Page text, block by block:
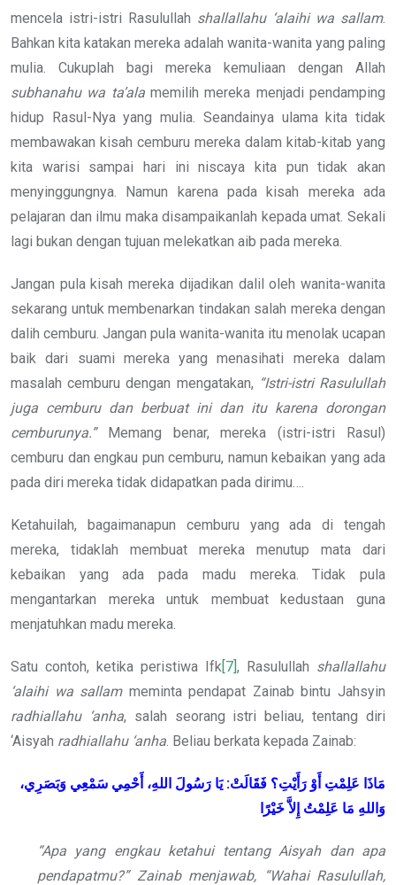
mencela istri-istri Rasulullah shallallahu ‘alaihi wa sallam.
Bahkan kita katakan mereka adalah wanita-wanita yang paling
mulia. Cukuplah bagi mereka kemuliaan dengan Allah
subhanahu wa ta’alamemilih mereka menjadi pendamping
hidup Rasul-Nya yang mulia. Seandainya ulama kita tidak
membawakan kisah cemburu mereka dalam kitab-kitab yang
kita warisi sampai hari ini niscaya kita pun tidak akan
menyinggungnya. Namun karena pada kisah mereka ada
pelajaran dan ilmu maka disampaikanlah kepada umat. Sekali
lagi bukan dengan tujuan melekatkan aib pada mereka.
Jangan pula kisah mereka dijadikan dalil oleh wanita-wanita
sekarang untuk membenarkan tindakan salah mereka dengan
dalih cemburu. Jangan pula wanita-wanita itu menolak ucapan
baik dari suami mereka yang menasihati mereka dalam
masalah cemburu dengan mengatakan, “Istri-istri Rasulullah
juga cemburu dan berbuat ini dan itu karena dorongan
cemburunya.”Memang benar, mereka (istri-istri Rasul)
cemburu dan engkau pun cemburu, namun kebaikan yang ada
pada diri mereka tidak didapatkan pada dirimu….
Ketahuilah, bagaimanapun cemburu yang ada di tengah
mereka, tidaklah membuat mereka menutup mata dari
kebaikan yang ada pada madu mereka. Tidak pula
mengantarkan mereka untuk membuat kedustaan guna
menjatuhkan madu mereka.
Satu contoh, ketika peristiwa Ifk[7], Rasulullah shallallahu
‘alaihi wa sallammeminta pendapat Zainab bintu Jahsyin
radhiallahu ‘anha, salah seorang istri beliau, tentang diri
‘Aisyah radhiallahu ‘anha . Beliau berkata kepada Zainab:
مَاذَا عَلِمْتِ أَوْ رَأَيْتِ؟ فَقَالَتْ: يَا رَسُولَ اللهِ، أَحْمِي سَمْعِي وَبَصَرِي،
وَاللهِ مَا عَلِمْتُ إِلاَّ خَيْرًا
“Apa yang engkau ketahui tentang Aisyah dan apa
pendapatmu?” Zainab menjawab, “Wahai Rasulullah,